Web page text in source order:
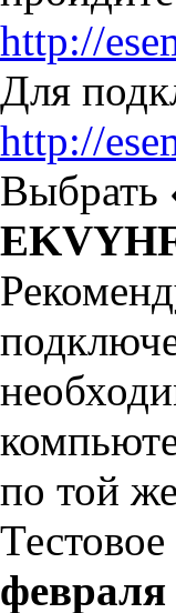
http://
Для
http://
Выбрать
по той
февраля